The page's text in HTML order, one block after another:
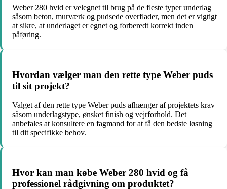
Weber 280 hvid er velegnet til brug på de fleste typer underlag
såsom beton, murværk og pudsede overflader, men det er vigtigt
at sikre, at underlaget er egnet og forberedt korrekt inden
påføring.
Hvordan vælger man den rette type Weber puds
til sit projekt?
Valget af den rette type Weber puds afhænger af projektets krav
såsom underlagstype, ønsket finish og vejrforhold. Det
anbefales at konsultere en fagmand for at få den bedste løsning
til dit specifikke behov.
Hvor kan man købe Weber 280 hvid og få
professionel rådgivning om produktet?